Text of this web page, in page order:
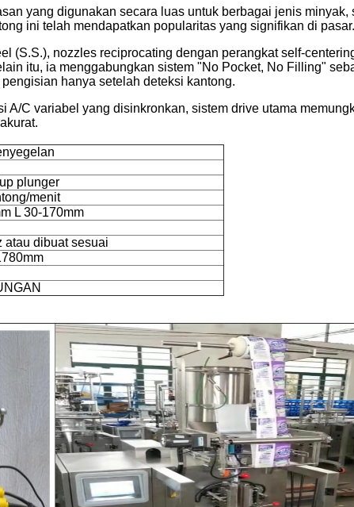
yang digunakan secara luas untuk berbagai jenis
ini telah mendapatkan popularitas yang signifikan di pasar.
(S.S.), nozzles reciprocating dengan perangkat self-
itu, ia menggabungkan sistem "No Pocket, No Filling"
hanya setelah deteksi kantong.
A/C variabel yang disinkronkan, sistem drive utama
plunger
menit
L 30-170mm
atau dibuat sesuai